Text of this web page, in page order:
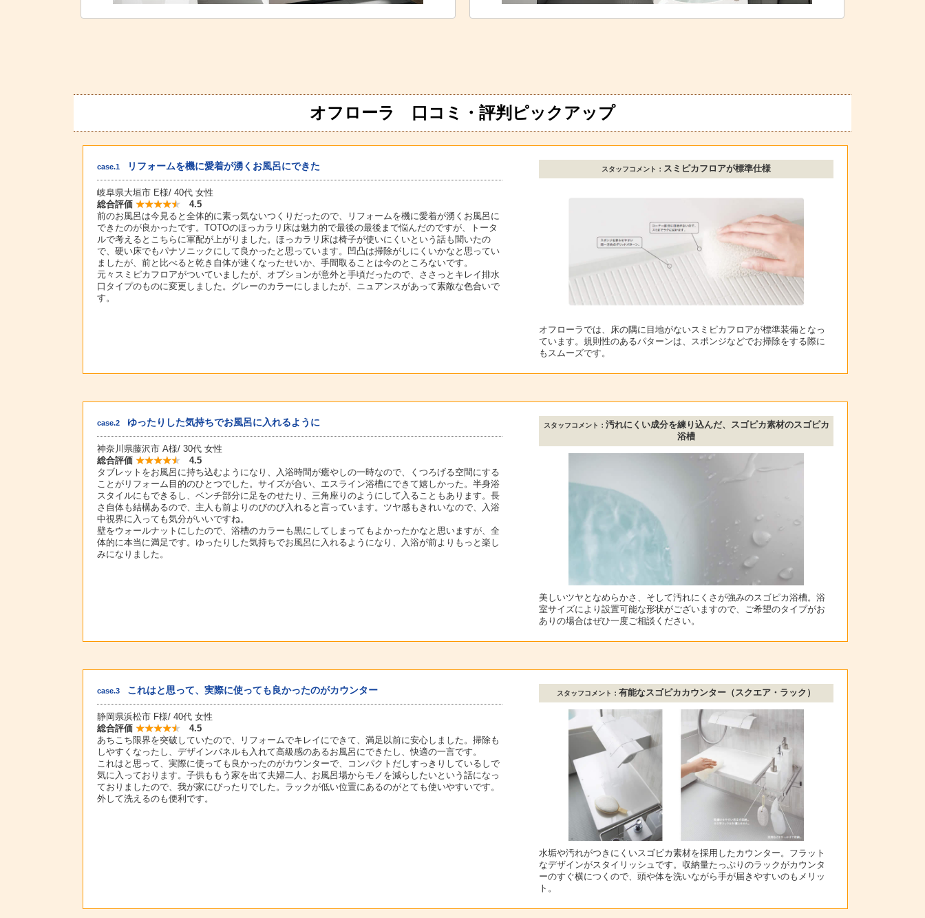
オフローラ 口コミ・評判ピックアップ
case.1 リフォームを機に愛着が湧くお風呂にできた
岐阜県大垣市 E様/ 40代 女性
総合評価
4.5
前のお風呂は今見ると全体的に素っ気ないつくりだったので、リフォームを機に愛着が湧くお風呂に
できたのが良かったです。TOTOのほっカラリ床は魅力的で最後の最後まで悩んだのですが、トータ
ルで考えるとこちらに軍配が上がりました。ほっカラリ床は椅子が使いにくいという話も聞いたの
で、硬い床でもパナソニックにして良かったと思っています。凹凸は掃除がしにくいかなと思ってい
ましたが、前と比べると乾き自体が速くなったせいか、手間取ることは今のところないです。
元々スミピカフロアがついていましたが、オプションが意外と手頃だったので、ささっとキレイ排水
口タイプのものに変更しました。グレーのカラーにしましたが、ニュアンスがあって素敵な色合いで
す。
スタッフコメント： スミピカフロアが標準仕様
オフローラでは、床の隅に目地がないスミピカフロアが標準装備となっ
ています。規則性のあるパターンは、スポンジなどでお掃除をする際に
もスムーズです。
case.2 ゆったりした気持ちでお風呂に入れるように
神奈川県藤沢市 A様/ 30代 女性
総合評価
4.5
タブレットをお風呂に持ち込むようになり、入浴時間が癒やしの一時なので、くつろげる空間にする
ことがリフォーム目的のひとつでした。サイズが合い、エスライン浴槽にできて嬉しかった。半身浴
スタイルにもできるし、ベンチ部分に足をのせたり、三角座りのようにして入ることもあります。長
さ自体も結構あるので、主人も前よりのびのび入れると言っています。ツヤ感もきれいなので、入浴
中視界に入っても気分がいいですね。
壁をウォールナットにしたので、浴槽のカラーも黒にしてしまってもよかったかなと思いますが、全
体的に本当に満足です。ゆったりした気持ちでお風呂に入れるようになり、入浴が前よりもっと楽し
みになりました。
スタッフコメント： 汚れにくい成分を練り込んだ、スゴピカ素材のスゴピカ
浴槽
美しいツヤとなめらかさ、そして汚れにくさが強みのスゴピカ浴槽。浴
室サイズにより設置可能な形状がございますので、ご希望のタイプがお
ありの場合はぜひ一度ご相談ください。
case.3 これはと思って、実際に使っても良かったのがカウンター
静岡県浜松市 F様/ 40代 女性
総合評価
4.5
あちこち限界を突破していたので、リフォームでキレイにできて、満足以前に安心しました。掃除も
しやすくなったし、デザインパネルも入れて高級感のあるお風呂にできたし、快適の一言です。
これはと思って、実際に使っても良かったのがカウンターで、コンパクトだしすっきりしているしで
気に入っております。子供ももう家を出て夫婦二人、お風呂場からモノを減らしたいという話になっ
ておりましたので、我が家にぴったりでした。ラックが低い位置にあるのがとても使いやすいです。
外して洗えるのも便利です。
スタッフコメント： 有能なスゴピカカウンター（スクエア・ラック）
水垢や汚れがつきにくいスゴピカ素材を採用したカウンター。フラット
なデザインがスタイリッシュです。収納量たっぷりのラックがカウンタ
ーのすぐ横につくので、頭や体を洗いながら手が届きやすいのもメリッ
ト。